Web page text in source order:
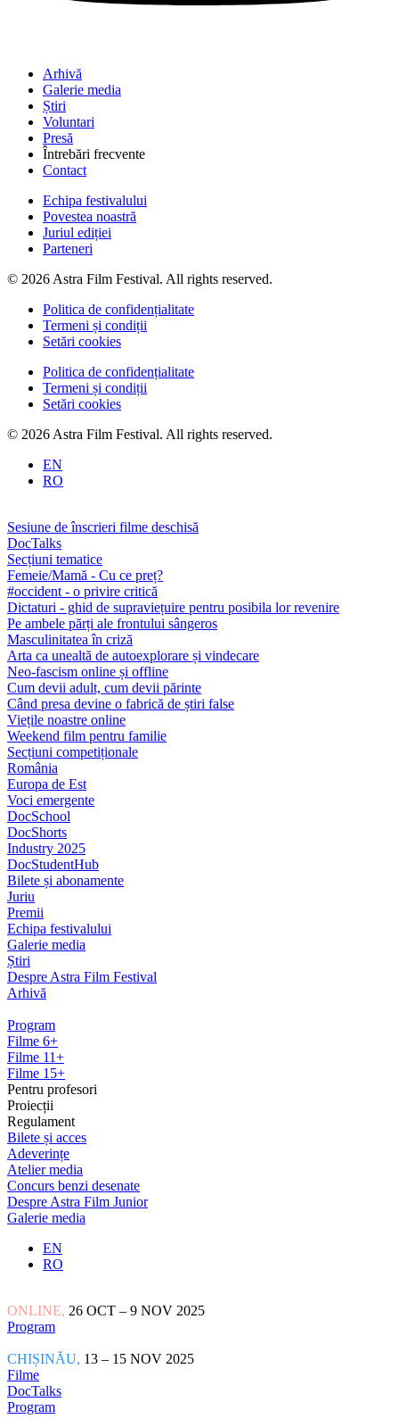
Arhivă
Galerie media
Știri
Voluntari
Presă
Întrebări frecvente
Contact
Echipa festivalului
Povestea noastră
Juriul ediției
Parteneri
© 2026 Astra Film Festival. All rights reserved.
Politica de confidențialitate
Termeni și condiții
Setări cookies
Politica de confidențialitate
Termeni și condiții
Setări cookies
© 2026 Astra Film Festival. All rights reserved.
EN
RO
Sesiune de înscrieri filme deschisă
DocTalks
Secțiuni tematice
Femeie/Mamă - Cu ce preț?
#occident - o privire critică
Dictaturi - ghid de supraviețuire pentru posibila lor revenire
Pe ambele părți ale frontului sângeros
Masculinitatea în criză
Arta ca unealtă de autoexplorare și vindecare
Neo-fascism online și offline
Cum devii adult, cum devii părinte
Când presa devine o fabrică de știri false
Viețile noastre online
Weekend film pentru familie
Secțiuni competiționale
România
Europa de Est
Voci emergente
DocSchool
DocShorts
Industry 2025
DocStudentHub
Bilete și abonamente
Juriu
Premii
Echipa festivalului
Galerie media
Știri
Despre Astra Film Festival
Arhivă
Program
Filme 6+
Filme 11+
Filme 15+
Pentru profesori
Proiecții
Regulament
Bilete și acces
Adeverințe
Atelier media
Concurs benzi desenate
Despre Astra Film Junior
Galerie media
EN
RO
ONLINE, 26 OCT – 9 NOV 2025
Program
CHIȘINĂU, 13 – 15 NOV 2025
Filme
DocTalks
Program